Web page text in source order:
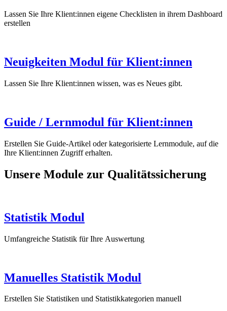
Lassen Sie Ihre Klient:innen eigene Checklisten in ihrem Dashboard
erstellen
Neuigkeiten Modul für Klient:innen
Lassen Sie Ihre Klient:innen wissen, was es Neues gibt.
Guide / Lernmodul für Klient:innen
Erstellen Sie Guide-Artikel oder kategorisierte Lernmodule, auf die
Ihre Klient:innen Zugriff erhalten.
Unsere Module zur Qualitätssicherung
Statistik Modul
Umfangreiche Statistik für Ihre Auswertung
Manuelles Statistik Modul
Erstellen Sie Statistiken und Statistikkategorien manuell